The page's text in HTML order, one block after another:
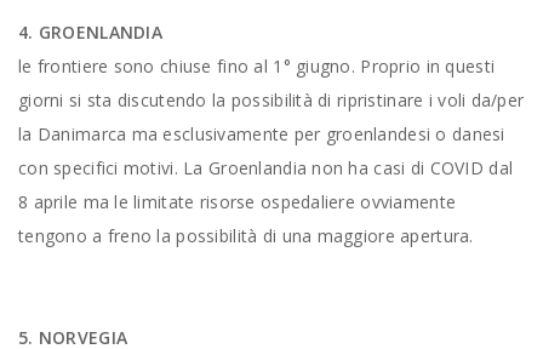
4. GROENLANDIA
le frontiere sono chiuse fino al 1° giugno. Proprio in questi
giorni si sta discutendo la possibilità di ripristinare i voli da/per
la Danimarca ma esclusivamente per groenlandesi o danesi
con specifici motivi. La Groenlandia non ha casi di COVID dal
8 aprile ma le limitate risorse ospedaliere ovviamente
tengono a freno la possibilità di una maggiore apertura.
5. NORVEGIA